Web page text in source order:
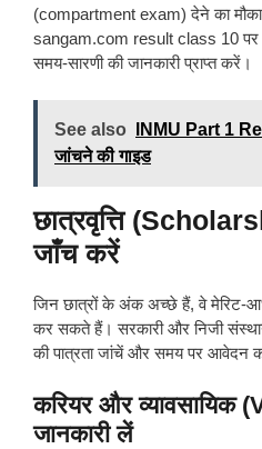
(compartment exam) देने का
sangam.com result class 10 पर
समय-सारणी की जानकारी प्राप्त करें।
See also
lNMU Part 1
जांचने की गाइड
छात्रवृत्ति
जाँच करें
जिन छात्रों के अंक अच्छे हैं, वे मेरिट-
कर सकते हैं। सरकारी और निजी संस्थानों
की पात्रता जांचें और समय पर आवेदन
करियर और व्यावसायिक
जानकारी लें